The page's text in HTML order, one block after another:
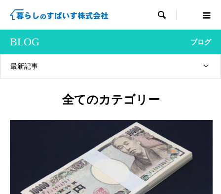

BLOG ブログ
最新記事
全てのカテゴリー